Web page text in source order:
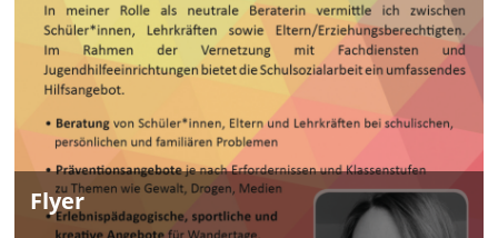
Flyer